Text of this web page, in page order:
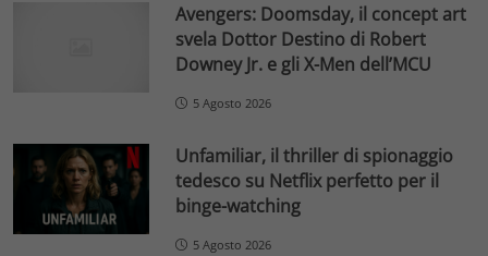
Avengers: Doomsday, il concept art
svela Dottor Destino di Robert
Downey Jr. e gli X-Men dell’MCU
5 Agosto 2026
Unfamiliar, il thriller di spionaggio
tedesco su Netflix perfetto per il
binge-watching
5 Agosto 2026